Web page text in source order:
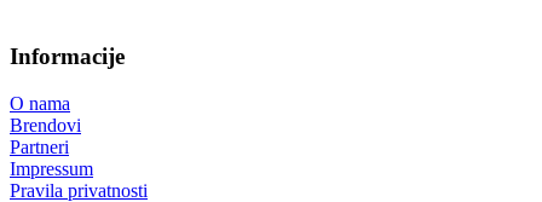
Informacije
O nama
Brendovi
Partneri
Impressum
Pravila privatnosti